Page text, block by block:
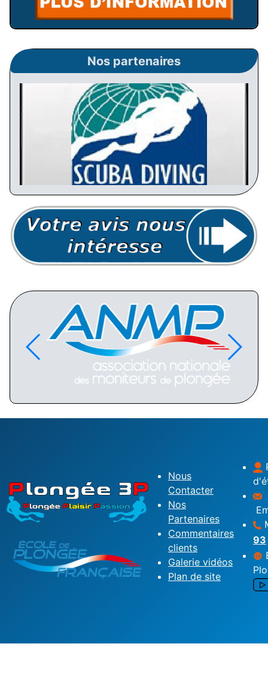
Nos partenaires
Nous
Contacter
Nos
Partenaires
Commentaires
clients
Galerie vidéos
Plan de site
93